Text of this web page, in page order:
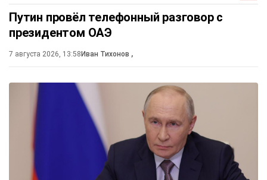
Путин провёл телефонный разговор с
президентом ОАЭ
7 августа 2026, 13:58 Иван Тихонов ,